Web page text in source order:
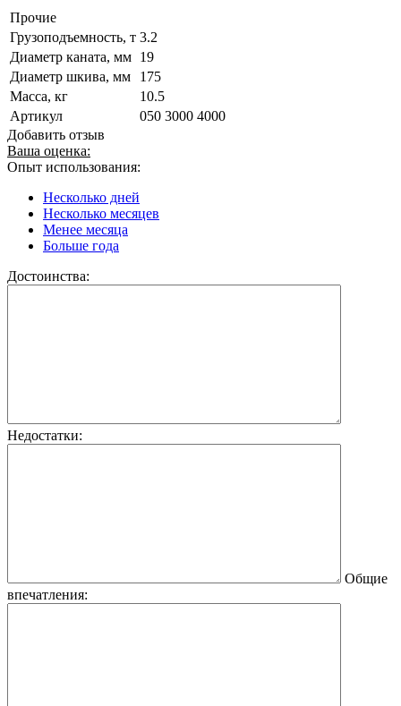
Прочие
Грузоподъемность, т 3.2
Диаметр каната, мм 19
Диаметр шкива, мм
175
Масса, кг
10.5
Артикул
050 3000 4000
Добавить отзыв
Ваша оценка:
Опыт использования:
Несколько дней
Несколько месяцев
Менее месяца
Больше года
Достоинства:
Недостатки:
Общие
впечатления: